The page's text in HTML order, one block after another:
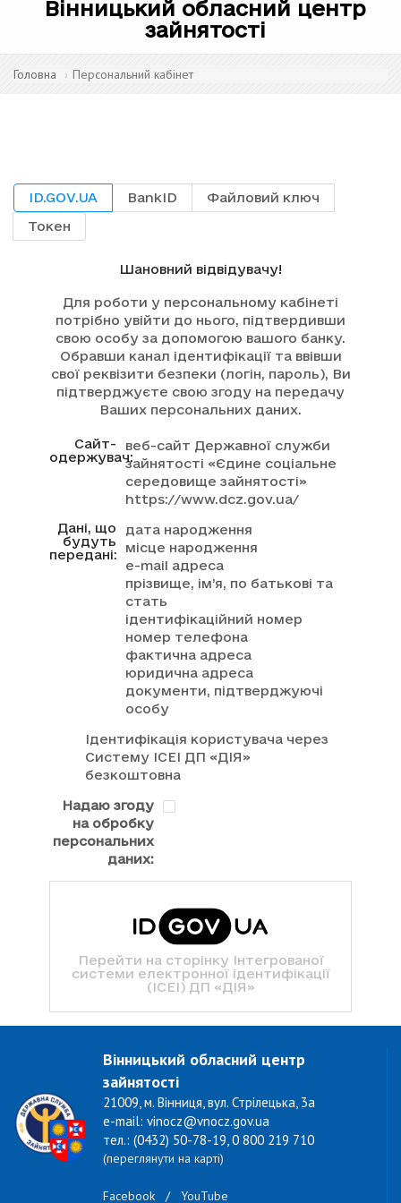
Вінницький обласний центр
зайнятості
Головна Персональний кабінет
ID.GOV.UA BankID
Файловий ключ
Токен
Шановний відвідувачу!
Для роботи у персональному кабінеті
потрібно увійти до нього, підтвердивши
свою особу за допомогою вашого банку.
Обравши канал ідентифікації та ввівши
свої реквізити безпеки (логін, пароль), Ви
підтверджуєте свою згоду на передачу
Ваших персональних даних.
Сайт-
одержувач:
веб-сайт Державної служби
зайнятості «Єдине соціальне
середовище зайнятості»
https://www.dcz.gov.ua/
Дані, що
будуть
передані:
дата народження
місце народження
e-mail адреса
прізвище, ім’я, по батькові та
стать
ідентифікаційний номер
номер телефона
фактична адреса
юридична адреса
документи, підтверджуючі
особу
Ідентифікація користувача через
Систему ІСЕІ ДП «ДІЯ»
безкоштовна
Надаю згоду
на обробку
персональних
даних:
Перейти на сторінку Інтегрованої
системи електронної ідентифікації
(ІСЕІ) ДП «ДІЯ»
Вінницький обласний центр
зайнятості
21009, м. Вінниця, вул. Стрілецька, 3а
e-mail: vinocz@vnocz.gov.ua
тел.: (0432) 50-78-19, 0 800 219 710
(переглянути на карті)
Facebook / YouTube